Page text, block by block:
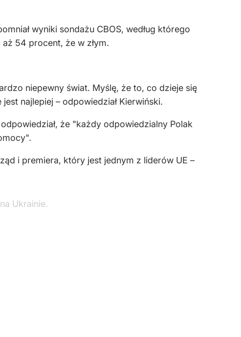
wyniki sondażu CBOS, według którego
54 procent, że w złym.
niepewny świat. Myślę, że to, co dzieje się
najlepiej – odpowiedział Kierwiński.
że "każdy odpowiedzialny Polak
i premiera, który jest jednym z liderów UE –
Ukrainie.